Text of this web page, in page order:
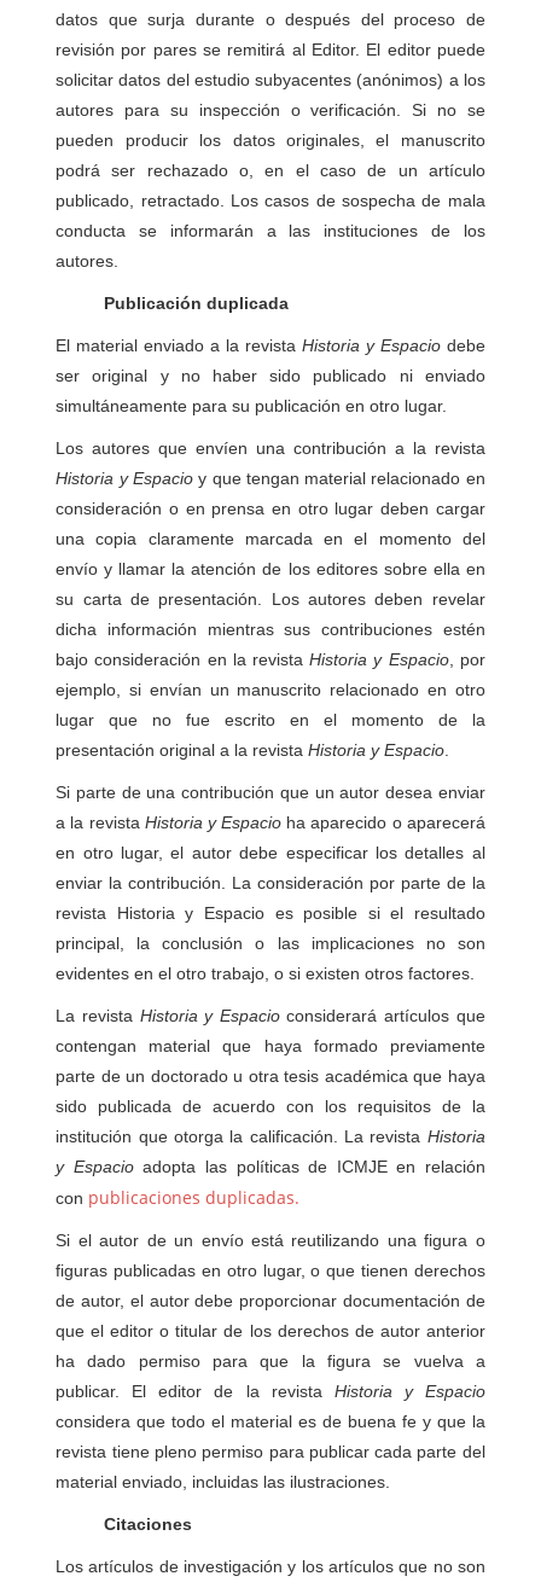
datos que surja durante o después del proceso de
revisión por pares se remitirá al Editor. El editor puede
solicitar datos del estudio subyacentes (anónimos) a los
autores para su inspección o verificación. Si no se
pueden producir los datos originales, el manuscrito
podrá ser rechazado o, en el caso de un artículo
publicado, retractado. Los casos de sospecha de mala
conducta se informarán a las instituciones de los
autores.
Publicación duplicada
El material enviado a la revista Historia y Espaciodebe
ser original y no haber sido publicado ni enviado
simultáneamente para su publicación en otro lugar.
Los autores que envíen una contribución a la revista
Historia y Espacioy que tengan material relacionado en
consideración o en prensa en otro lugar deben cargar
una copia claramente marcada en el momento del
envío y llamar la atención de los editores sobre ella en
su carta de presentación. Los autores deben revelar
dicha información mientras sus contribuciones estén
bajo consideración en la revistaHistoria y Espacio, por
ejemplo, si envían un manuscrito relacionado en otro
lugar que no fue escrito en el momento de la
presentación original a la revistaHistoria y Espacio
Si parte de una contribución que un autor desea enviar
a la revista Historia y Espacio ha aparecido o aparecerá
en otro lugar, el autor debe especificar los detalles al
enviar la contribución. La consideración por parte de la
revista Historia y Espacio es posible si el resultado
principal, la conclusión o las implicaciones no son
evidentes en el otro trabajo, o si existen otros factores.
La revista Historia y Espacioconsiderará artículos que
contengan material que haya formado previamente
parte de un doctorado u otra tesis académica que haya
sido publicada de acuerdo con los requisitos de la
institución que otorga la calificación. La revista Historia
y Espacioadopta las políticas de ICMJE en relación
con publicaciones duplicadas.
Si el autor de un envío está reutilizando una figura o
figuras publicadas en otro lugar, o que tienen derechos
de autor, el autor debe proporcionar documentación de
que el editor o titular de los derechos de autor anterior
ha dado permiso para que la figura se vuelva a
publicar. El editor de la revista Historia y Espacio
considera que todo el material es de buena fe y que la
revista tiene pleno permiso para publicar cada parte del
material enviado, incluidas las ilustraciones.
Citaciones
Los artículos de investigación y los artículos que no son